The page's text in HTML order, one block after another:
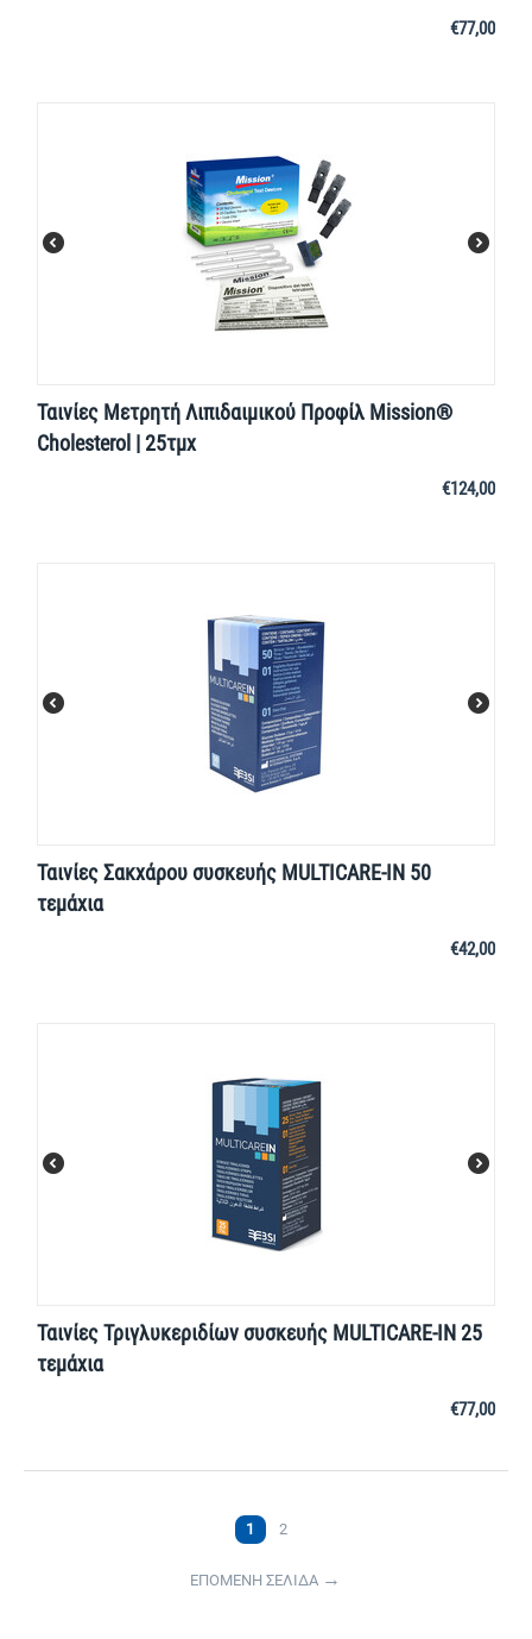
€77,00
Ταινίες Μετρητή Λιπιδαιμικού Προφίλ Mission®
Cholesterol | 25τμχ
€124,00
Ταινίες Σακχάρου συσκευής MULTICARE-IN 50
τεμάχια
€42,00
Ταινίες Τριγλυκεριδίων συσκευής MULTICARE-IN 25
τεμάχια
€77,00
1 2
ΕΠΟΜΕΝΗ ΣΕΛΙΔΑ